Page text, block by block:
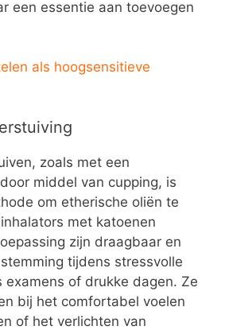
een essentie aan toevoegen
als hoogsensitieve
zoals met een
middel van cupping, is
om etherische oliën te
met katoenen
zijn draagbaar en
tijdens stressvolle
examens of drukke dagen. Ze
bij het comfortabel voelen
of het verlichten van